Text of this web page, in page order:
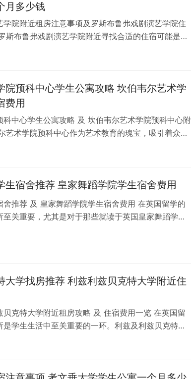
月多少钱
院附近租房注意事项及罗斯布鲁弗戏剧演艺学院住
斯布鲁弗戏剧演艺学院附近寻找合适的住宿可能是留
。为了帮助您顺利完成…
院预科中心学生公寓攻略 坎伯韦尔艺术学
费用
中心学生公寓攻略 及 坎伯韦尔艺术学院预科中心附
艺术学院预科中心作为艺术教育的瑰宝，吸引着众多
生宿舍推荐 皇家舞蹈学院学生宿舍费用
推荐 及 皇家舞蹈学院学生宿舍费用 在英国留学的
关重要，尤其是对于那些就读于英国皇家舞蹈学院
大学找房推荐 利兹利兹贝克特大学附近住
克特大学附近租房攻略 及 住宿费用一览 在英国留
学生生活中至关重要的一环。利兹及利兹贝克特大
作为英国一所卓越的…